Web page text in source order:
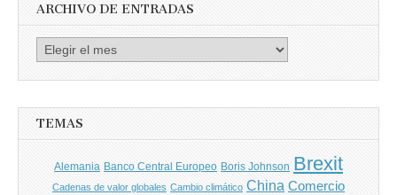
ARCHIVO DE ENTRADAS
Archivo
TEMAS
Alemania Banco Central Europeo Boris Johnson Brexit
Cadenas de valor globales Cambio climático China Comercio